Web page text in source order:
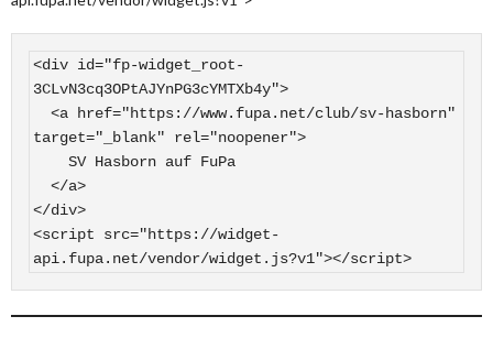
<div id="fp-widget_root-
3CLvN3cq3OPtAJYnPG3cYMTXb4y">
target="_blank" rel="noopener">
</div>
<script src="https://widget-
api.fupa.net/vendor/widget.js?v1"></script>